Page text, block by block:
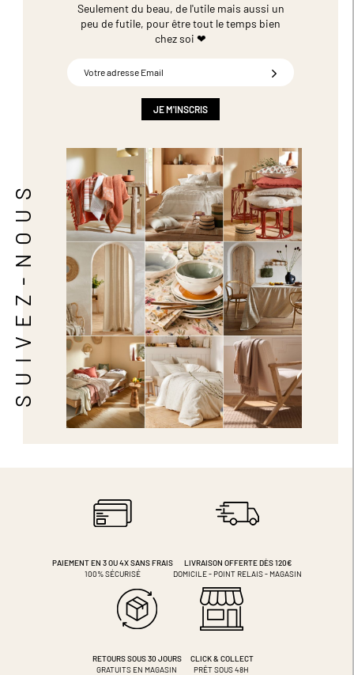
SUIVEZ-NOUS
Seulement du beau, de l'utile mais aussi un
peu de futile, pour être tout le temps bien
chez soi ❤
JE M'INSCRIS
PAIEMENT EN 3 OU 4XSANS FRAIS
100% SÉCURISÉ
LIVRAISON OFFERTE DÈS 120€
DOMICILE - POINT RELAIS - MAGASIN
RETOURS SOUS 30 JOURS
GRATUITS EN MAGASIN
CLICK & COLLECT
PRÊT SOUS 48H